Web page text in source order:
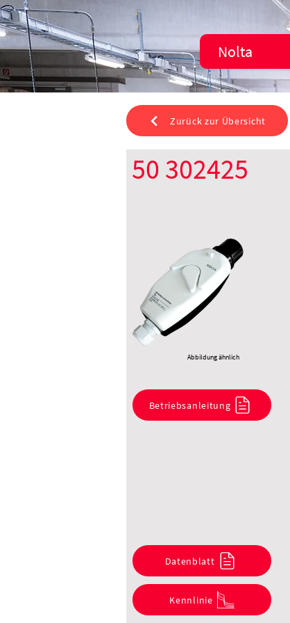
Nolta
Zurück zur Übersicht
50 302425
Abbildung ähnlich
Betriebsanleitung
Datenblatt
Kennlinie